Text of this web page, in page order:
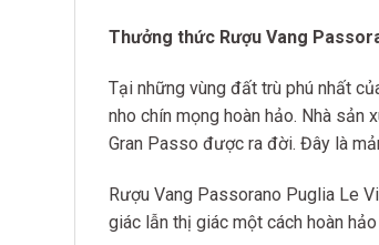
Thưởng thức Rượu Vang
Tại những vùng đất trù phú nhất
nho chín mọng hoàn hảo. Nhà sản
Gran Passo được ra đời. Đây là
Rượu Vang Passorano Puglia Le
giác lẫn thị giác một cách hoàn